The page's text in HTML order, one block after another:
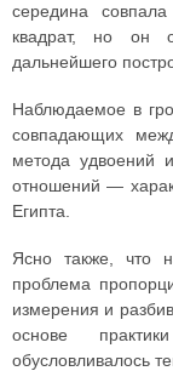
середина
квадрат, но он
дальнейшего
Наблюдаемое в
совпадающих
метода удвоений
отношений —
Египта.
Ясно также, что
проблема
измерения и
основе
обусловливалось